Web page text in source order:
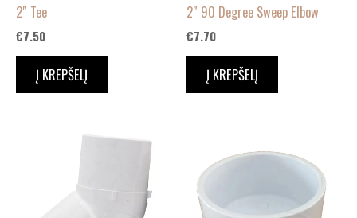
2″ Tee
€7.50
Į KREPŠELĮ
2″ 90 Degree Sweep Elbow
€7.70
Į KREPŠELĮ